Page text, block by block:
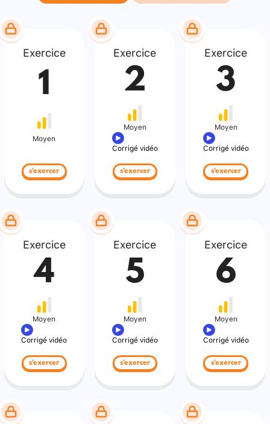
Exercice
1
Moyen
s'exercer
Exercice
2
Moyen
Corrigé vidéo
s'exercer
Exercice
3
Moyen
Corrigé vidéo
s'exercer
Exercice
4
Moyen
Corrigé vidéo
s'exercer
Exercice
5
Moyen
Corrigé vidéo
s'exercer
Exercice
6
Moyen
Corrigé vidéo
s'exercer